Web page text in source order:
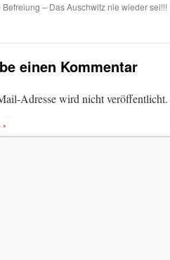
Befreiung – Das Auschwitz nie wieder sei!!!
einen Kommentar
Adresse wird nicht veröffentlicht.
*